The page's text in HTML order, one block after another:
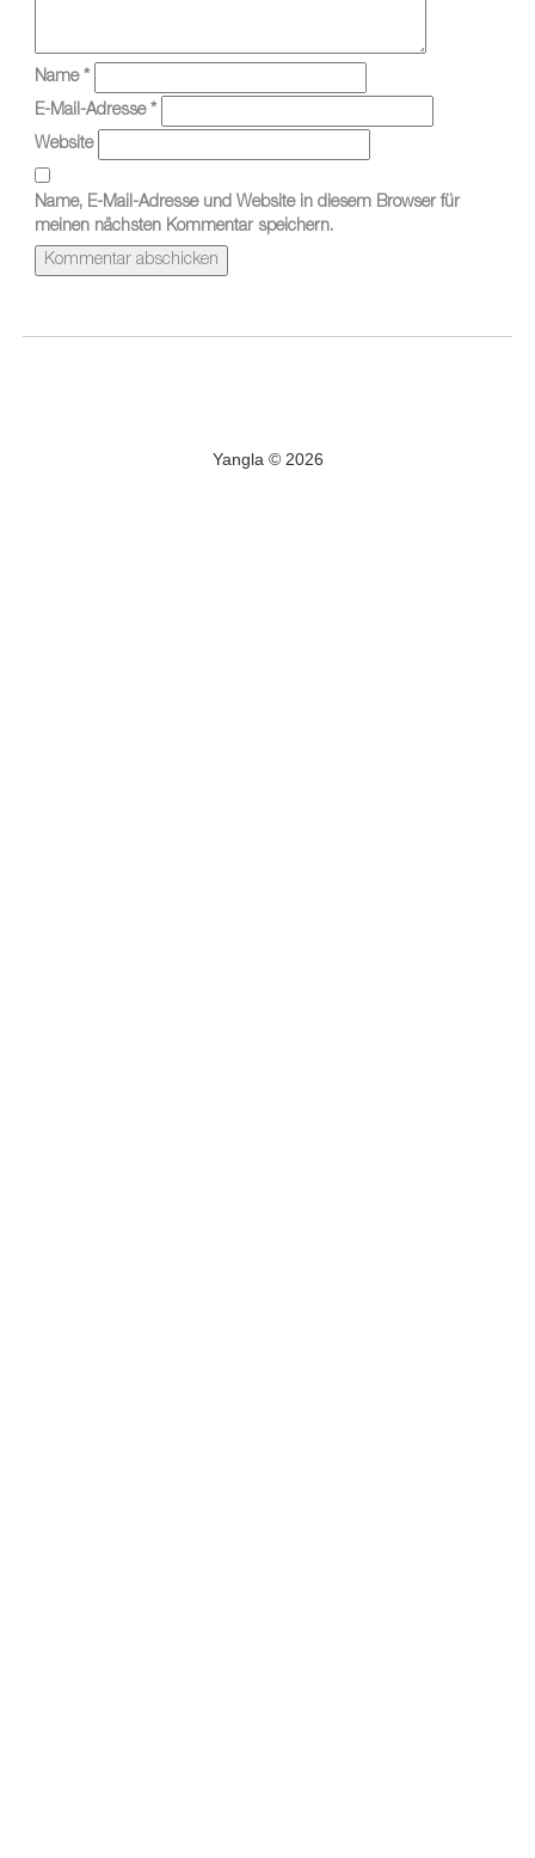
Name *
E-Mail-Adresse *
Website
Name, E-Mail-Adresse und Website in diesem Browser für
meinen nächsten Kommentar speichern.
Yangla © 2026